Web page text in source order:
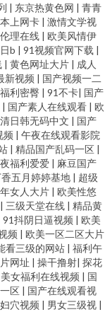
| 东京热黄色网 | 青青
上网卡 | 激情文学视
理在线 | 欧美风情伊
b | 91视频官网下载 |
| 黄色网址大片 | 成人
新视频 | 国产视频一二
利密臀 | 91不卡| 国产
| 国产素人在线观看 | 欧
日韩无码中文 | 国产
频 | 午夜在线观看影院
| 精品国产乱码一区 |
福利爱爱 | 麻豆国产
五月婷婷基地 | 超级
女人大片 | 欧美性悠
| 三级天堂在线 | 精品黄
91抖阴日逼视频 | 欧美
频 | 欧美一区二区大片
看三级的网站 | 福利午
网址 | 操干撸射| 探花
美女福利在线视频 | 国
区 | 国产在线观看视
穴视频 | 男女三级视 |